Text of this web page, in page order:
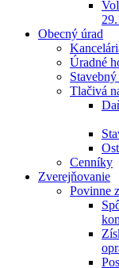
Obecný úrad
Úradné
Stavebný
Tlačivá
Cenníky
Zverejňovanie
Povinne